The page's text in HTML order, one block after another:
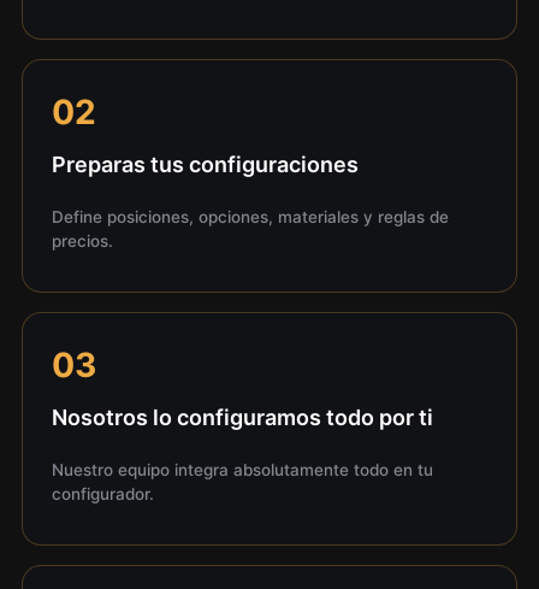
02
Preparas tus configuraciones
Define posiciones, opciones, materiales y reglas de
precios.
03
Nosotros lo configuramos todo por ti
Nuestro equipo integra absolutamente todo en tu
configurador.